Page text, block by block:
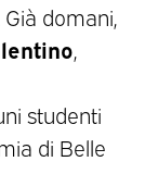
domani,
studenti
di Belle